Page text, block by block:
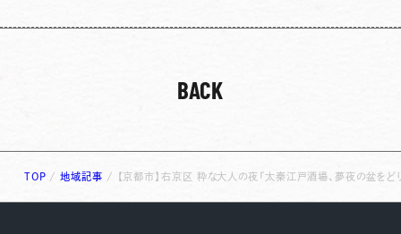
BACK
TOP /地域記事 / 【京都市】右京区 粋な大人の夜「太秦江戸酒場、夢夜の盆をど